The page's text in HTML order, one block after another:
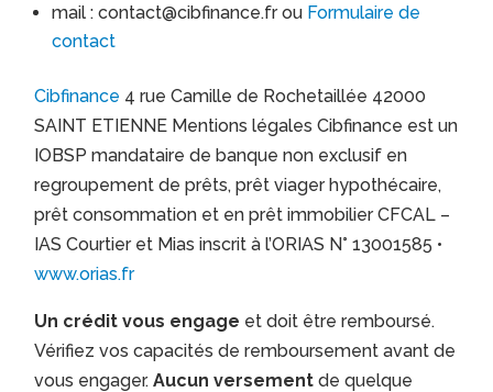
mail : contact@cibfinance.fr ou Formulaire de
contact
Cibfinance 4 rue Camille de Rochetaillée 42000
SAINT ETIENNE Mentions légales Cibfinance est un
IOBSP mandataire de banque non exclusif en
regroupement de prêts, prêt viager hypothécaire,
prêt consommation et en prêt immobilier CFCAL –
IAS Courtier et Mias inscrit à l’ORIAS N° 13001585 •
www.orias.fr
Un crédit vous engage et doit être remboursé.
Vérifiez vos capacités de remboursement avant de
vous engager.Aucun versement de quelque